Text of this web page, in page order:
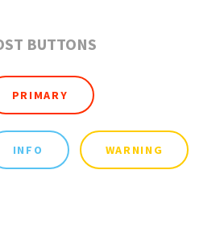
BUTTONS
PRIMARY
INFO WARNING